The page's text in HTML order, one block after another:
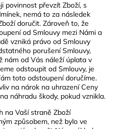
povinnost převzít Zboží, s
nemá to za následek
doručit. Zároveň to, že
od Smlouvy mezi Námi a
vzniká právo od Smlouvy
porušení Smlouvy,
nám od Vás náleží úplata v
odstoupit od Smlouvy, je
toto odstoupení doručíme.
na nárok na uhrazení Ceny
náhradu škody, pokud vznikla.
na Vaší straně Zboží
způsobem, než bylo ve